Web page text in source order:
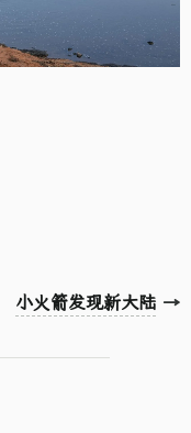
小火箭发现新大陆 →